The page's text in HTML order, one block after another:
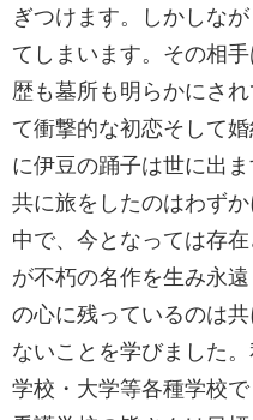
ぎつけます。しかしな
てしまいます。その相
歴も墓所も明らかにさ
て衝撃的な初恋そして
に伊豆の踊子は世に出
共に旅をしたのはわず
中で、今となっては存
が不朽の名作を生み永
の心に残っているのは
ないことを学びました
学校・大学等各種学校